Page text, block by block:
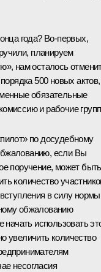
года? Во‑первых,
планируем
нам осталось
500 новых актов,
обязательные
и рабочие
по досудебному
если Вы
поручение, может
количество
в силу нормы
обжалованию
использовать
увеличить количество
несогласия